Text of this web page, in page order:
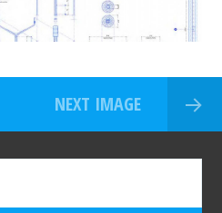
NEXT IMAGE